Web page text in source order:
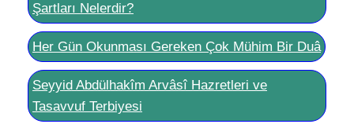
Şartları Nelerdir?
Her Gün Okunması Gereken Çok Mühim Bir Duâ
Seyyid Abdülhakîm Arvâsî Hazretleri ve
Tasavvuf Terbiyesi